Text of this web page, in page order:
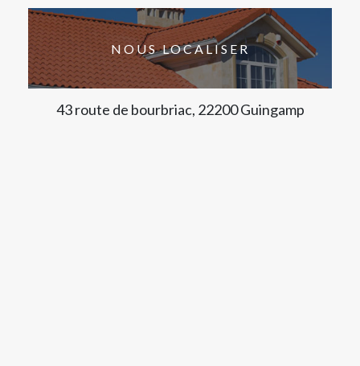
NOUS LOCALISER
43 route de bourbriac, 22200 Guingamp